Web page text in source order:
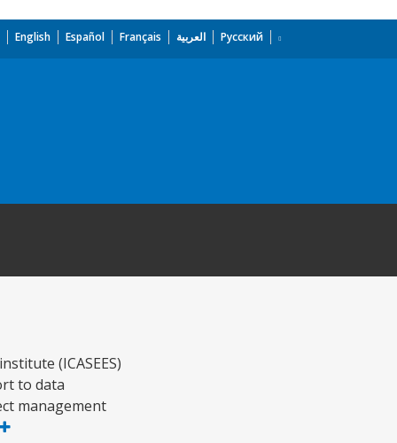
English Español Français العربية Русский
(ICASEES)
to data
management